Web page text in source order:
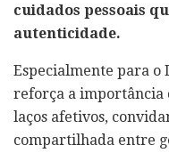
cuidados pessoais
autenticidade.
Especialmente para o
reforça a importância
laços afetivos,
compartilhada entre